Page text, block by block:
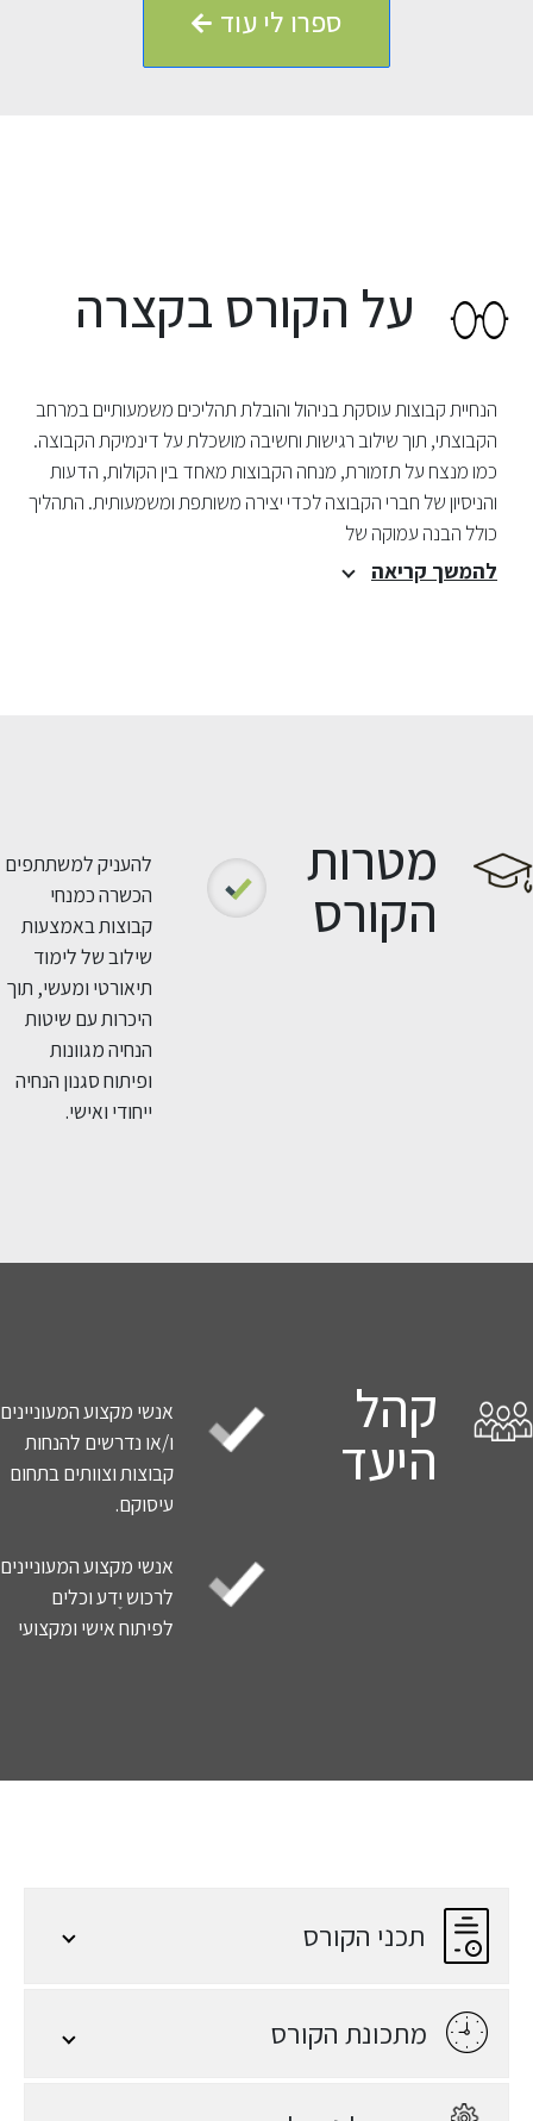
ספרו לי עוד
על הקורס בקצרה
הנחיית קבוצות עוסקת בניהול והובלת תהליכים משמעותיים במרחב
הקבוצתי, תוך שילוב רגישות וחשיבה מושכלת על דינמיקת הקבוצה.
כמו מנצח על תזמורת, מנחה הקבוצות מאחד בין הקולות, הדעות
והניסיון של חברי הקבוצה לכדי יצירה משותפת ומשמעותית. התהליך
כולל הבנה עמוקה של
להמשך קריאה
מטרות
הקורס
להעניק למשתתפים
הכשרה כמנחי
קבוצות באמצעות
שילוב של לימוד
תיאורטי ומעשי, תוך
היכרות עם שיטות
הנחיה מגוונות
ופיתוח סגנון הנחיה
ייחודי ואישי.
קהל
היעד
אנשי מקצוע המעוניינים
ו/או נדרשים להנחות
קבוצות וצוותים בתחום
עיסוקם.
אנשי מקצוע המעוניינים
לרכוש יֶדע וכלים
לפיתוח אישי ומקצועי
תכני הקורס
מתכונת הקורס